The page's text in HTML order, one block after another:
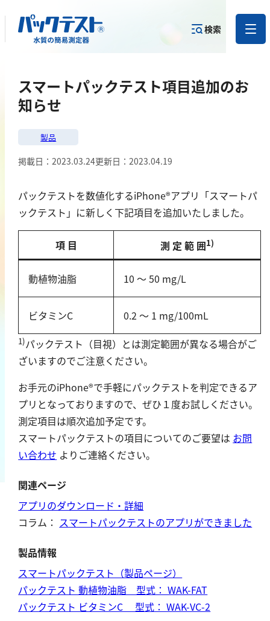
検索
スマートパックテスト項目追加のお
知らせ
製品
掲載日：2023.03.24更新日：2023.04.19
パックテストを数値化するiPhone®アプリ「スマートパ
ックテスト」に新しく下記項目を追加いたしました。
項 目 測 定 範 囲1)
動植物油脂 10 ～ 50 mg/L
ビタミンC 0.2 ～ 1 mg/100mL
1)パックテスト（目視）とは測定範囲が異なる場合がご
ざいますのでご注意ください。
お手元のiPhone®で手軽にパックテストを判定できるア
プリとなっておりますので、ぜひ１度お試しください。
測定項目は順次追加予定です。
スマートパックテストの項目についてのご要望は お問
い合わせ よりご連絡ください。
関連ページ
アプリのダウンロード・詳細
コラム： スマートパックテストのアプリができました
製品情報
スマートパックテスト（製品ページ）
パックテスト 動植物油脂 型式： WAK-FAT
パックテスト ビタミンC 型式： WAK-VC-2
ら
製品を探す
目的から
製品を探す
カテゴリー
で探す
金属
亜鉛
カドミウム
クロム
鉄
銅
鉛
ニッケル
マンガン
金属総量
有機汚濁
BOD
過マンガン酸カリウム消費量
TOC
硬度
カルシウム
全硬度
マグネシウム